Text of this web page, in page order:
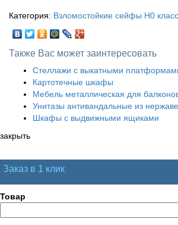
Категория: Взломостойкие сейфы H0
Также Вас может заинтересовать
Стеллажи с выкатными
Картотечные шкафы
Мебель металлическая для
Унитазы антивандальные из
Шкафы с выдвижными ящиками
закрыть
Заказ в 1 клик
Товар